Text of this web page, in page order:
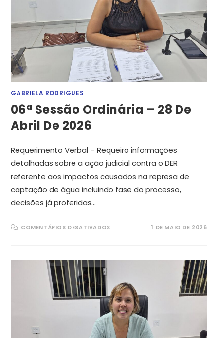
GABRIELA RODRIGUES
06ª Sessão Ordinária – 28 De
Abril De 2026
Requerimento Verbal – Requeiro informações
detalhadas sobre a ação judicial contra o DER
referente aos impactos causados na represa de
captação de água incluindo fase do processo,
decisões já proferidas…
COMENTÁRIOS DESATIVADOSEM
28
2026
1 DE MAIO DE 2026